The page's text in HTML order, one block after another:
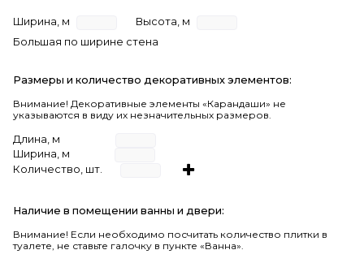
Ширина, м
Высота, м
Большая по ширине стена
Размеры и количество декоративных элементов:
Внимание! Декоративные элементы «Карандаши» не
указываются в виду их незначительных размеров.
Длина, м
Ширина, м
Количество, шт.
Наличие в помещении ванны и двери:
Внимание! Если необходимо посчитать количество плитки в
туалете, не ставьте галочку в пункте «Ванна».